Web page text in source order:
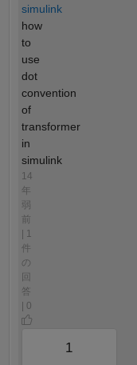
simulink
how
to
use
dot
convention
of
transformer
in
simulink
14
年
弱
前
| 1
件
の
回
答
| 0
1